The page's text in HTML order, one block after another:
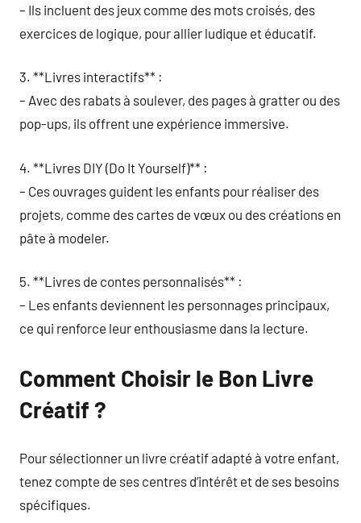
– Ils incluent des jeux comme des mots croisés, des
exercices de logique, pour allier ludique et éducatif.
3. **Livres interactifs** :
– Avec des rabats à soulever, des pages à gratter ou des
pop-ups, ils offrent une expérience immersive.
4. **Livres DIY (Do It Yourself)** :
– Ces ouvrages guident les enfants pour réaliser des
projets, comme des cartes de vœux ou des créations en
pâte à modeler.
5. **Livres de contes personnalisés** :
– Les enfants deviennent les personnages principaux,
ce qui renforce leur enthousiasme dans la lecture.
Comment Choisir le Bon Livre
Créatif ?
Pour sélectionner un livre créatif adapté à votre enfant,
tenez compte de ses centres d’intérêt et de ses besoins
spécifiques.